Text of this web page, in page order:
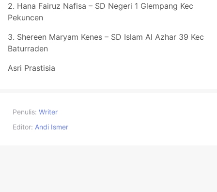
2. Hana Fairuz Nafisa – SD Negeri 1 Glempang Kec
Pekuncen
3. Shereen Maryam Kenes – SD Islam Al Azhar 39 Kec
Baturraden
Asri Prastisia
Penulis: Writer
Editor: Andi Ismer